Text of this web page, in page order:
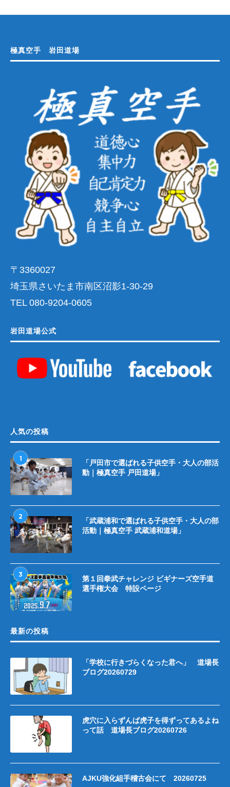
極真空手 岩田道場
〒3360027
埼玉県さいたま市南区沼影1-30-29
TEL 080-9204-0605
岩田道場公式
人気の投稿
1
「戸田市で選ばれる子供空手・大人の部活
動｜極真空手 戸田道場」
2
「武蔵浦和で選ばれる子供空手・大人の部
活動｜極真空手 武蔵浦和道場」
3
第１回拳武チャレンジ ビギナーズ空手道
選手権大会 特設ページ
最新の投稿
「学校に行きづらくなった君へ」 道場長
ブログ20260729
虎穴に入らずんば虎子を得ずってあるよね
って話 道場長ブログ20260726
AJKU強化組手稽古会にて 20260725